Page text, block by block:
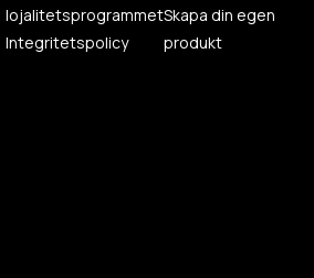
lojalitetsprogrammet
Integritetspolicy
Skapa din egen
produkt